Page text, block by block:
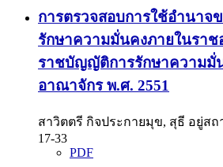
การตรวจสอบการใช้อำนาจ
รักษาความมั่นคงภายในรา
ราชบัญญัติการรักษาความมั่
อาณาจักร พ.ศ. 2551
สาวิตตรี กิจประกายมุข, สุธี อยู่สถ
17-33
PDF